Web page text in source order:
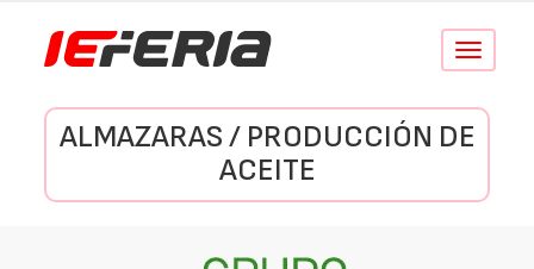
Conmutar
ALMAZARAS / PRODUCCIÓN DE
ACEITE